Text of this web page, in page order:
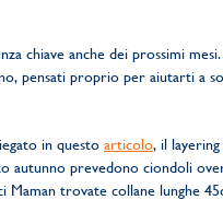
chiave anche dei prossimi
pensati proprio per aiutarti a
in questo articolo, il
autunno prevedono ciondoli
trovate collane lunghe